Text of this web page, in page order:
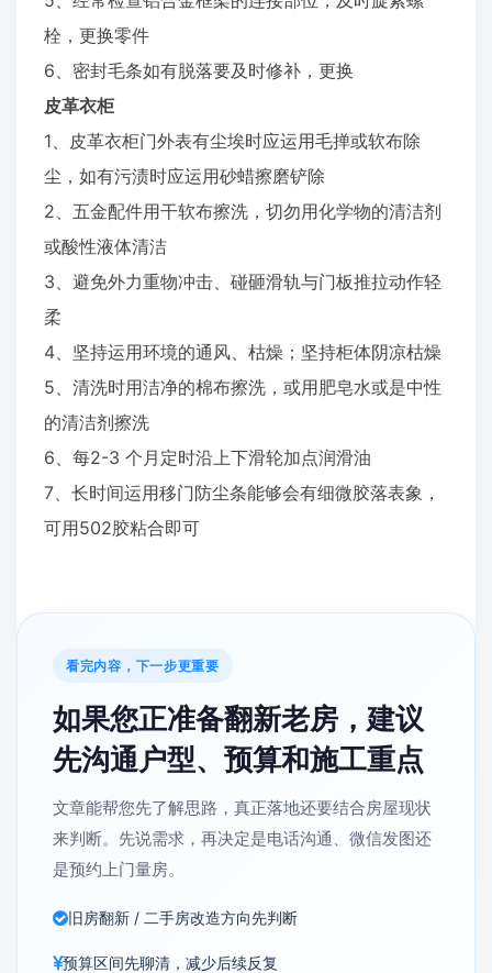
栓，更换零件
6、密封毛条如有脱落要及时修补，更换
皮革衣柜
1、皮革衣柜门外表有尘埃时应运用毛掸或软布除
尘，如有污渍时应运用砂蜡擦磨铲除
2、五金配件用干软布擦洗，切勿用化学物的清洁剂
或酸性液体清洁
3、避免外力重物冲击、碰砸滑轨与门板推拉动作轻
柔
4、坚持运用环境的通风、枯燥；坚持柜体阴凉枯燥
5、清洗时用洁净的棉布擦洗，或用肥皂水或是中性
的清洁剂擦洗
6、每2-3 个月定时沿上下滑轮加点润滑油
7、长时间运用移门防尘条能够会有细微胶落表象，
可用502胶粘合即可
看完内容，下一步更重要
如果您正准备翻新老房，建议
先沟通户型、预算和施工重点
文章能帮您先了解思路，真正落地还要结合房屋现状
来判断。先说需求，再决定是电话沟通、微信发图还
是预约上门量房。
旧房翻新 / 二手房改造方向先判断
预算区间先聊清，减少后续反复